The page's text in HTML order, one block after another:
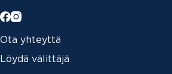
Ota yhteyttä
Löydä välittäjä